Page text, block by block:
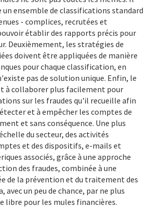
ensemble de classifications standard
- complices, recrutées et
établir des rapports précis pour
Deuxièmement, les stratégies de
doivent être appliquées de manière
pour chaque classification, en
pas de solution unique. Enfin, le
à collaborer plus facilement pour
sur les fraudes qu'il recueille afin
et à empêcher les comptes de
et sans conséquence. Une plus
du secteur, des activités
et des dispositifs, e-mails et
associés, grâce à une approche
des fraudes, combinée à une
de la prévention et du traitement des
un peu de chance, par ne plus
libre pour les mules financières.